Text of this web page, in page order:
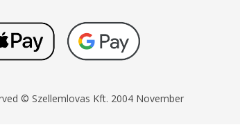
© Szellemlovas Kft. 2004 November